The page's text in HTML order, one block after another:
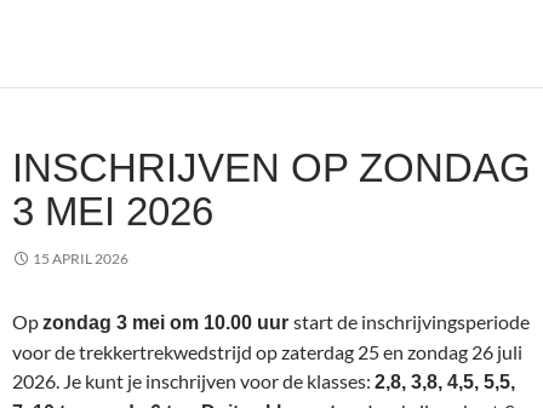
INSCHRIJVEN OP ZONDAG
3 MEI 2026
15 APRIL 2026
Opzondag 3 mei om 10.00 uur start de inschrijvingsperiode
voor de trekkertrekwedstrijd op zaterdag 25 en zondag 26 juli
2026. Je kunt je inschrijven voor de klasses: 2,8, 3,8, 4,5, 5,5,